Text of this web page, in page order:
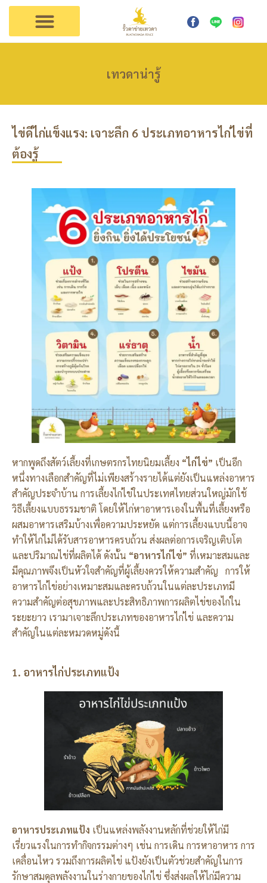
เทวดาน่ารู้
ไข่ดีไก่แข็งแรง: เจาะลึก 6 ประเภทอาหารไก่ไข่ที่
ต้องรู้
หากพูดถึงสัตว์เลี้ยงที่เกษตรกรไทยนิยมเลี้ยง “ไก่ไข่” เป็นอีก
หนึ่งทางเลือกสำคัญที่ไม่เพียงสร้างรายได้แต่ยังเป็นแหล่งอาหาร
สำคัญประจำบ้าน การเลี้ยงไก่ไข่ในประเทศไทยส่วนใหญ่มักใช้
วิธีเลี้ยงแบบธรรมชาติ โดยให้ไก่หาอาหารเองในพื้นที่เลี้ยงหรือ
ผสมอาหารเสริมบ้างเพื่อความประหยัด แต่การเลี้ยงแบบนี้อาจ
ทำให้ไก่ไม่ได้รับสารอาหารครบถ้วน ส่งผลต่อการเจริญเติบโต
และปริมาณไข่ที่ผลิตได้ ดังนั้น “อาหารไก่ไข่” ที่เหมาะสมและ
มีคุณภาพจึงเป็นหัวใจสำคัญที่ผู้เลี้ยงควรให้ความสำคัญ การให้
อาหารไก่ไข่อย่างเหมาะสมและครบถ้วนในแต่ละประเภทมี
ความสำคัญต่อสุขภาพและประสิทธิภาพการผลิตไข่ของไก่ใน
ระยะยาว เรามาเจาะลึกประเภทของอาหารไก่ไข่ และความ
สำคัญในแต่ละหมวดหมู่ดังนี้
1. อาหารไก่ประเภทแป้ง
อาหารประเภทแป้ง เป็นแหล่งพลังงานหลักที่ช่วยให้ไก่มี
เรี่ยวแรงในการทำกิจกรรมต่างๆ เช่น การเดิน การหาอาหาร การ
เคลื่อนไหว รวมถึงการผลิตไข่ แป้งยังเป็นตัวช่วยสำคัญในการ
รักษาสมดุลพลังงานในร่างกายของไก่ไข่ ซึ่งส่งผลให้ไก่มีความ